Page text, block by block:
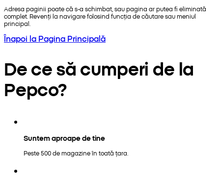
Adresa paginii poate că s-a schimbat, sau pagina ar putea fi eliminată
complet. Revenți la navigare folosind funcția de căutare sau meniul
principal.
Înapoi la Pagina Principală
De ce să cumperi de la
Pepco?
Suntem aproape de tine
Peste 500 de magazine în toată țara.